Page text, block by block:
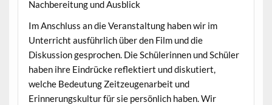
Nachbereitung und Ausblick
Im Anschluss an die Veranstaltung haben wir im
Unterricht ausführlich über den Film und die
Diskussion gesprochen. Die Schülerinnen und Schüler
haben ihre Eindrücke reflektiert und diskutiert,
welche Bedeutung Zeitzeugenarbeit und
Erinnerungskultur für sie persönlich haben. Wir